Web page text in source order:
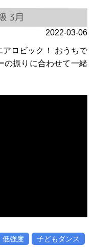
3月
2022-03-06
ロビック！ おうちで
の振りに合わせて一緒
低強度
子どもダンス